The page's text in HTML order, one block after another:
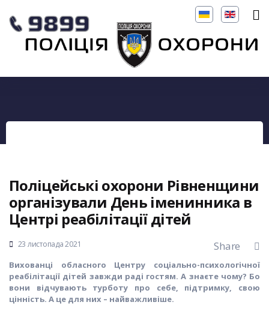
Поліцейські охорони Рівненщини
організували День іменинника в
Центрі реабілітації дітей
23 листопада 2021 Share
Вихованці обласного Центру соціально-психологічної
реабілітації дітей завжди раді гостям. А знаєте чому? Бо
вони відчувають турботу про себе, підтримку, свою
цінність. А це для них – найважливіше.